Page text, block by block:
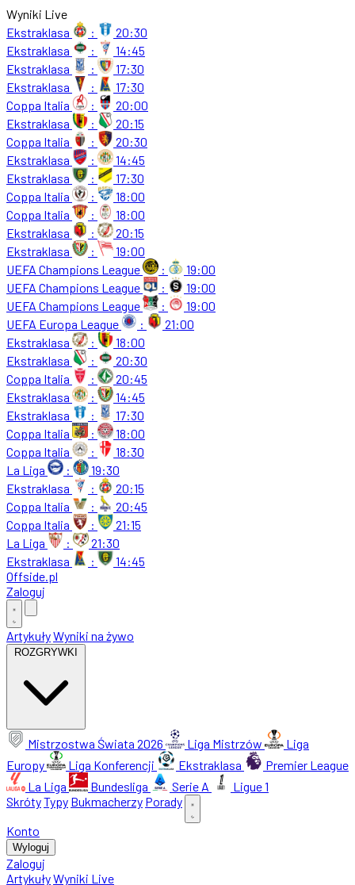
Wyniki Live
Ekstraklasa
:
20:30
Ekstraklasa
:
14:45
Ekstraklasa
:
17:30
Ekstraklasa
:
17:30
Coppa Italia
:
20:00
Ekstraklasa
:
20:15
Coppa Italia
:
20:30
Ekstraklasa
:
14:45
Ekstraklasa
:
17:30
Coppa Italia
:
18:00
Coppa Italia
:
18:00
Ekstraklasa
:
20:15
Ekstraklasa
:
19:00
UEFA Champions League
:
19:00
UEFA Champions League
:
19:00
UEFA Champions League
:
19:00
UEFA Europa League
:
21:00
Ekstraklasa
:
18:00
Ekstraklasa
:
20:30
Coppa Italia
:
20:45
Ekstraklasa
:
14:45
Ekstraklasa
:
17:30
Coppa Italia
:
18:00
Coppa Italia
:
18:30
La Liga
:
19:30
Ekstraklasa
:
20:15
Coppa Italia
:
20:45
Coppa Italia
:
21:15
La Liga
:
21:30
Ekstraklasa
:
14:45
Offside.pl
Zaloguj
ArtykułyWyniki na żywo
ROZGRYWKI
Mistrzostwa Świata 2026 Liga Mistrzów
Liga
Europy
Liga Konferencji Ekstraklasa
Premier League
La Liga
Bundesliga Serie A
Ligue 1
SkrótyTypy Bukmacherzy Porady
Konto
Wyloguj
Zaloguj
ArtykułyWyniki Live